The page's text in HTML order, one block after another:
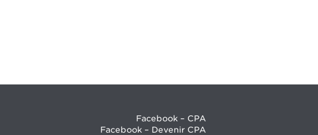
Facebook – CPA
Facebook – Devenir CPA